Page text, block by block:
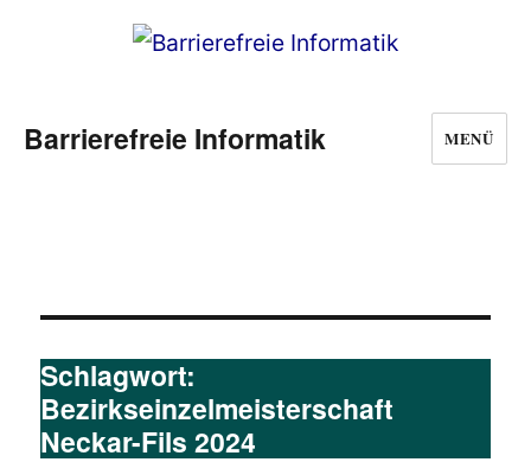
Barrierefreie Informatik MENÜ
Schlagwort:
Bezirkseinzelmeisterschaft
Neckar-Fils 2024